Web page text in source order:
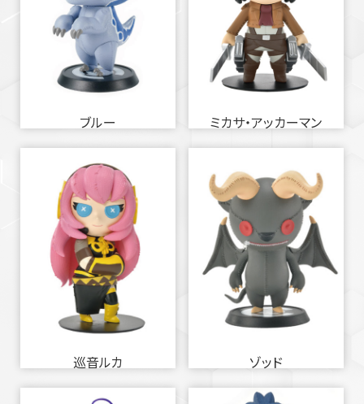
ブルー ミカサ・アッカーマン
巡音ルカ ゾッド